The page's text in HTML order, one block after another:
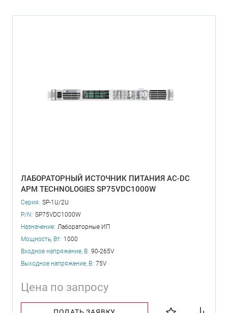
ЛАБОРАТОРНЫЙ ИСТОЧНИК ПИТАНИЯ AC-DC
APM TECHNOLOGIES SP75VDC1000W
Серия: SP-1U/2U
P/N: SP75VDC1000W
Назначение: Лабораторные ИП
Мощность, Вт: 1000
Входное напряжение, В: 90-265V
Выходное напряжение, В: 75V
Цена по запросу